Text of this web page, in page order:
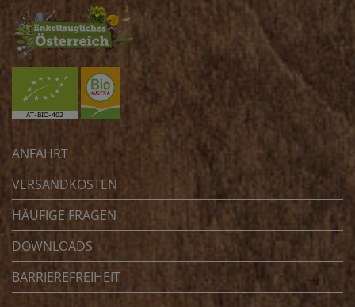
ANFAHRT
VERSANDKOSTEN
HÄUFIGE FRAGEN
DOWNLOADS
BARRIEREFREIHEIT